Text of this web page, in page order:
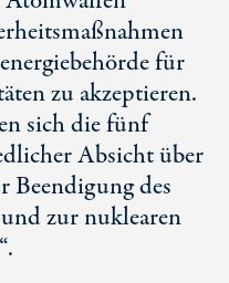
für
zu akzeptieren.
sich die fünf
Absicht über
Beendigung des
zur nuklearen